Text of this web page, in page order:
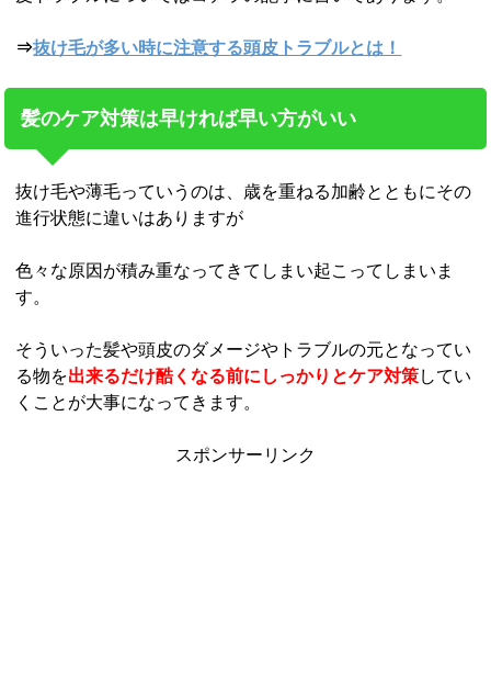
⇒抜け毛が多い時に注意する頭皮トラブルとは！
髪のケア対策は早ければ早い方がいい
抜け毛や薄毛っていうのは、歳を重ねる加齢とともにその
進行状態に違いはありますが
色々な原因が積み重なってきてしまい起こってしまいま
す。
そういった髪や頭皮のダメージやトラブルの元となってい
る物を出来るだけ酷くなる前にしっかりとケア対策してい
くことが大事になってきます。
スポンサーリンク